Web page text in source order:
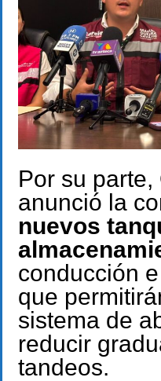
Por su parte,
anunció la
nuevos
conducción
que
sistema de
reducir
tandeos.